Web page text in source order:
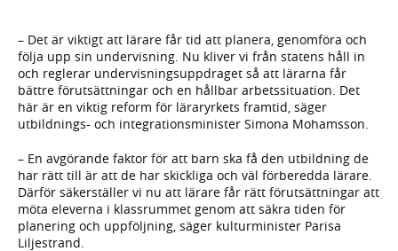
– Det är viktigt att lärare får tid att planera, genomföra och
följa upp sin undervisning. Nu kliver vi från statens håll in
och reglerar undervisningsuppdraget så att lärarna får
bättre förutsättningar och en hållbar arbetssituation. Det
här är en viktig reform för läraryrkets framtid, säger
utbildnings- och integrationsminister Simona Mohamsson.
– En avgörande faktor för att barn ska få den utbildning de
har rätt till är att de har skickliga och väl förberedda lärare.
Därför säkerställer vi nu att lärare får rätt förutsättningar att
möta eleverna i klassrummet genom att säkra tiden för
planering och uppföljning, säger kulturminister Parisa
Liljestrand.